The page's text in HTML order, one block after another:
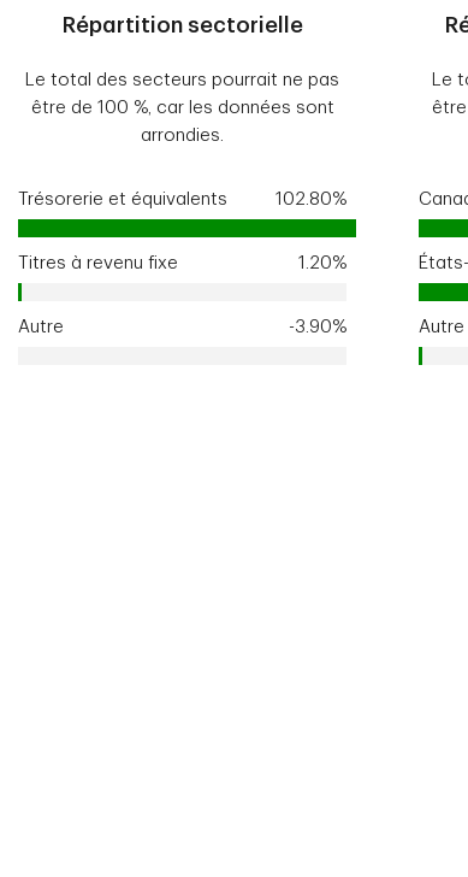
Répartition sectorielle
Le total des secteurs pourrait ne pas
être de 100 %, car les données sont
arrondies.
Trésorerie et équivalents 102.80%
Titres à revenu fixe 1.20%
Autre -3.90%
Le
Autre